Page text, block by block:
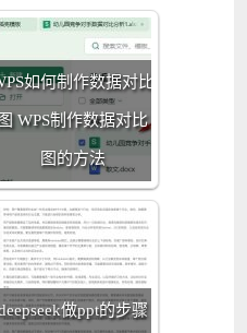
如何制作数据对比
图 WPS制作数据对比
图的方法
做ppt的步骤